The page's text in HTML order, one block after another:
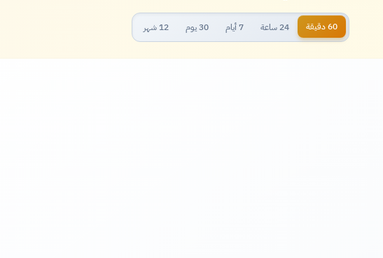
60 دقيقة 24 ساعة 7 أيام 30 يوم 12 شهر